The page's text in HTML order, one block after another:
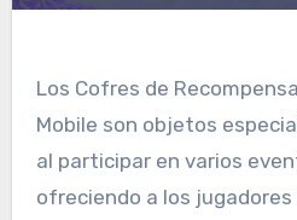
Los Cofres de
Mobile son objetos
al participar en varios
ofreciendo a los